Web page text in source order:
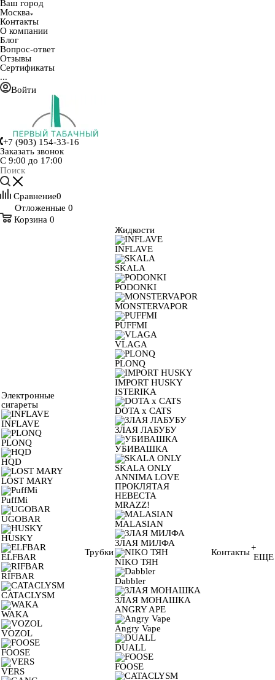
Ваш город
Москва
Контакты
О компании
Блог
Вопрос-ответ
Отзывы
Сертификаты
...
Войти
+7 (903) 154-33-16
Заказать звонок
С 9:00 до 17:00
Сравнение0
Отложенные 0
Корзина 0
Электронные
сигареты
INFLAVE
PLONQ
HQD
LOST MARY
PuffMi
UGOBAR
HUSKY
ELFBAR
RIFBAR
CATACLYSM
WAKA
VOZOL
FOOSE
VERS
Трубки
Жидкости
INFLAVE
SKALA
PODONKI
MONSTERVAPOR
PUFFMI
VLAGA
PLONQ
IMPORT HUSKY
ISTERIKA
DOTA x CATS
ЗЛАЯ ЛАБУБУ
УБИВАШКА
SKALA ONLY
ANNIMA LOVE
ПРОКЛЯТАЯ
НЕВЕСТА
MRAZZ!
MALASIAN
ЗЛАЯ МИЛФА
NIKO ТЯН
Dabbler
ЗЛАЯ МОНАШКА
ANGRY APE
Angry Vape
DUALL
FOOSE
Контакты+
ЕЩЕ